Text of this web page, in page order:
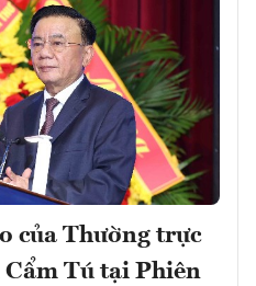
của Thường trực
Tú tại Phiên